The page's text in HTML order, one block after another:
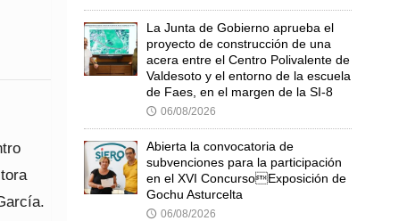
La Junta de Gobierno aprueba el
proyecto de construcción de una
acera entre el Centro Polivalente de
Valdesoto y el entorno de la escuela
de Faes, en el margen de la SI-8
🕔 06/08/2026
Abierta la convocatoria de
subvenciones para la participación
en el XVI ConcursoExposición de
Gochu Asturcelta
🕔 06/08/2026